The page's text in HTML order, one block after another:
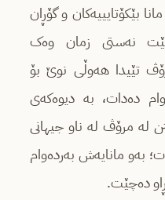
بێکۆتایییەکان و گۆڕان
نەستی زمان وەک
تێیدا هەوڵی نوێ بۆ
دەدات، بە دیوەکەی
لە مرۆڤ لە ناو جیهانی
بەو مانایەش بەردەوام
دەچێت.